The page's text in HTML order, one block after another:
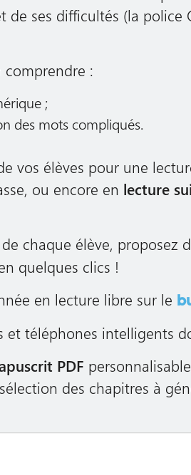
ses difficultés (la police
:
;
des mots compliqués.
vos élèves pour une
ou encore en lecture
chaque élève, proposez
quelques clics !
en lecture libre sur le
téléphones intelligents
PDF
des chapitres à